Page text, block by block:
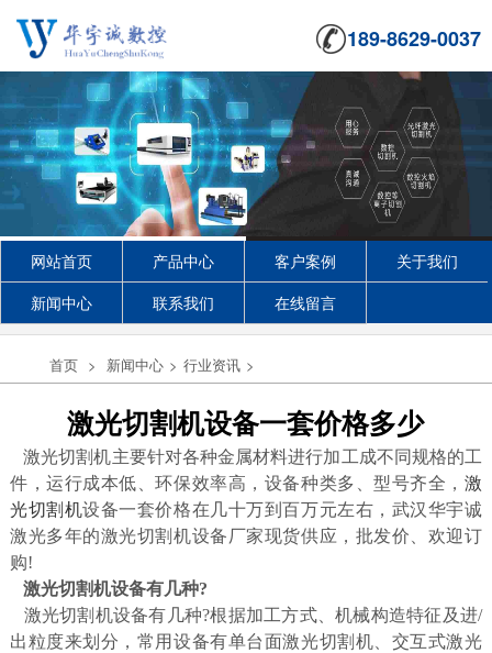
189-8629-0037
网站首页 产品中心 客户案例
关于我们
新闻中心
联系我们 在线留言
首页 > 新闻中心 > 行业资讯 >
激光切割机设备一套价格多少
激光切割机主要针对各种金属材料进行加工成不同规格的工
件，运行成本低、环保效率高，设备种类多、型号齐全，激
光切割机设备一套价格在几十万到百万元左右，武汉华宇诚
激光多年的激光切割机设备厂家现货供应，批发价、欢迎订
购!
激光切割机设备有几种?
激光切割机设备有几种?根据加工方式、机械构造特征及进/
出粒度来划分，常用设备有单台面激光切割机、交互式激光